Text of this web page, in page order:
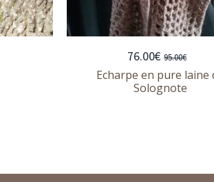
95.00€
76.00€
Echarpe en pure laine
Solognote